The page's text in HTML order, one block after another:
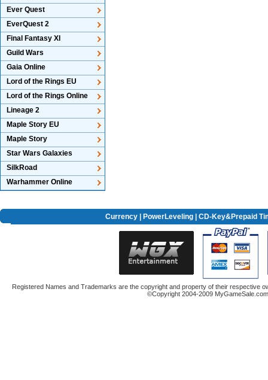
Ever Quest
EverQuest 2
Final Fantasy XI
Guild Wars
Gaia Online
Lord of the Rings EU
Lord of the Rings Online
Lineage 2
Maple Story EU
Maple Story
Star Wars Galaxies
SilkRoad
Warhammer Online
Currency| PowerLeveling| CD-Key&Prepaid
Registered Names and Trademarks are the copyright and property of their respective
©Copyright 2004-2009